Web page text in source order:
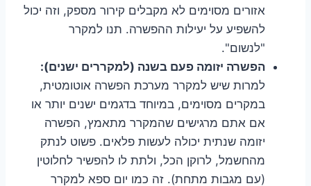
אזורים מסוימים לא מקבלים קירור מספק, וזה יכול
להשפיע על יעילות ההפשרה. תנו למקרר
"לנשום".
הפשרה יזומה פעם בשנה (למקררים ישנים):
למרות שיש למקרר מערכת הפשרה אוטומטית,
במקרים מסוימים, במיוחד בדגמים ישנים יותר או
אם אתם מרגישים שהמקרר מתאמץ, הפשרה
יזומה שנתית יכולה לעשות פלאים. פשוט לנתק
מהחשמל, לרוקן הכל, ולתת לו להפשיר לחלוטין
(עם מגבות מתחת). זה כמו יום ספא למקרר